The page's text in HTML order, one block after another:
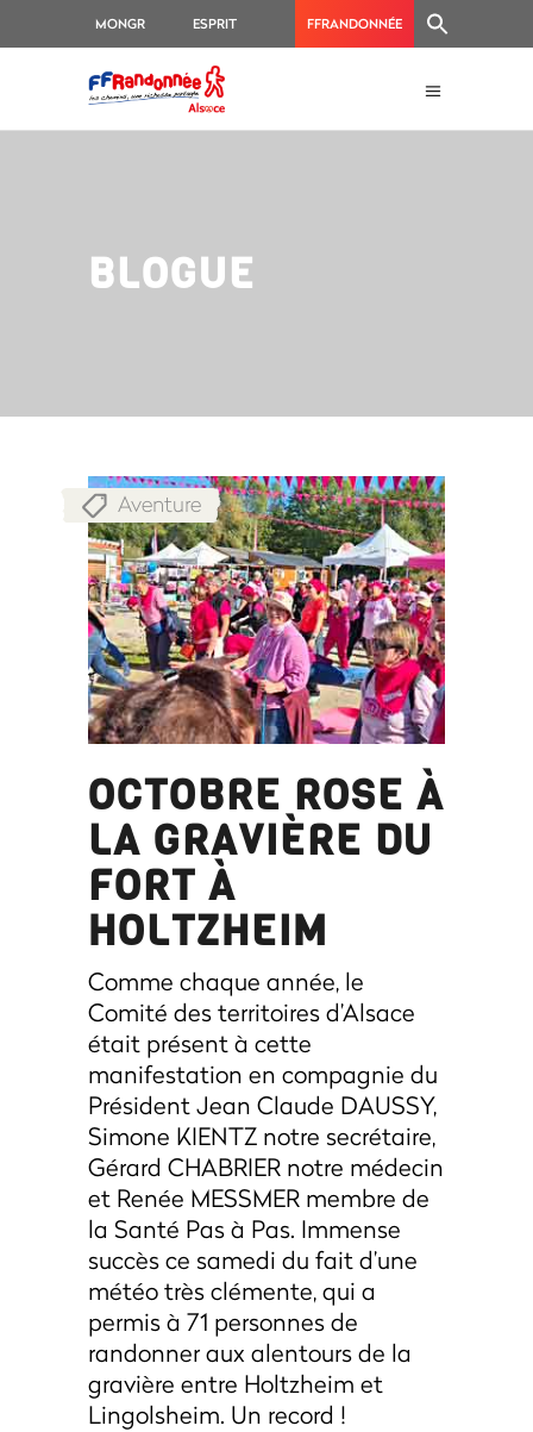
MONGR ESPRIT
RANDO
FFRANDONNÉE
BLOGUE
Aventure
OCTOBRE ROSE À
LA GRAVIÈRE DU
FORT À
HOLTZHEIM
Comme chaque année, le
Comité des territoires d’Alsace
était présent à cette
manifestation en compagnie du
Président Jean Claude DAUSSY,
Simone KIENTZ notre secrétaire,
Gérard CHABRIER notre médecin
et Renée MESSMER membre de
la Santé Pas à Pas. Immense
succès ce samedi du fait d’une
météo très clémente, qui a
permis à 71 personnes de
randonner aux alentours de la
gravière entre Holtzheim et
Lingolsheim. Un record !